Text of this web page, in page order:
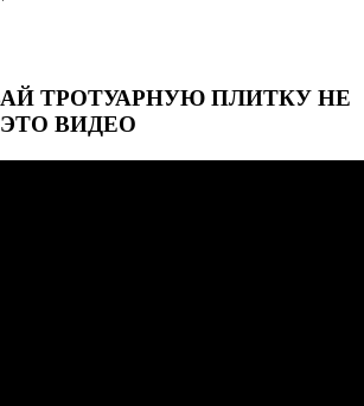
ТРОТУАРНУЮ ПЛИТКУ НЕ
ВИДЕО